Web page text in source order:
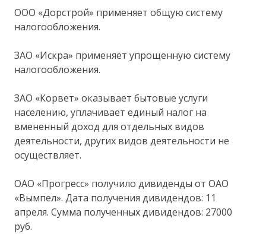
ООО «Дорстрой» применяет общую систему
налогообложения.
ЗАО «Искра» применяет упрощенную систему
налогообложения.
ЗАО «Корвет» оказывает бытовые услуги
населению, уплачивает единый налог на
вмененный доход для отдельных видов
деятельности, других видов деятельности не
осуществляет.
ОАО «Прогресс» получило дивиденды от ОАО
«Вымпел». Дата получения дивидендов: 11
апреля. Сумма полученных дивидендов: 27000
руб.